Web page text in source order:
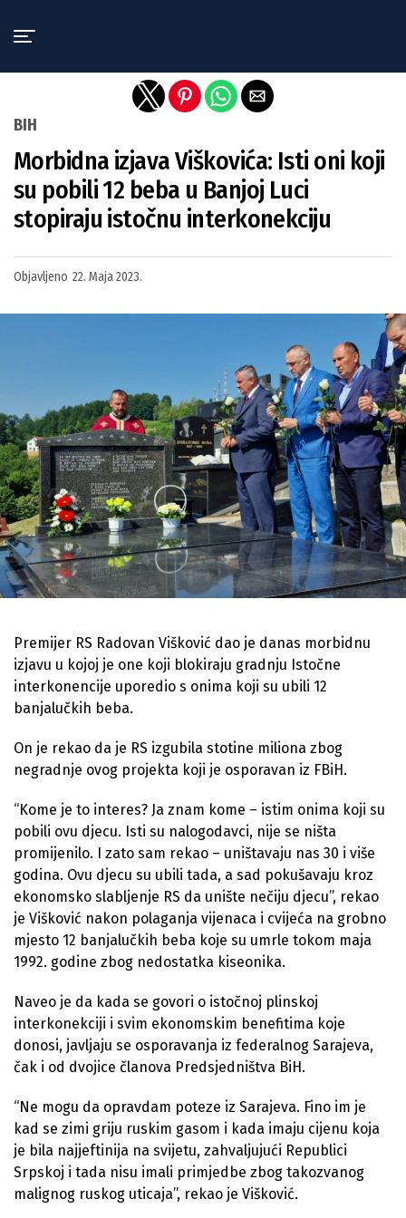
BIH
Morbidna izjava Viškovića: Isti oni koji
su pobili 12 beba u Banjoj Luci
stopiraju istočnu interkonekciju
Objavljeno 22. Maja 2023.
Premijer RS Radovan Višković dao je danas morbidnu
izjavu u kojoj je one koji blokiraju gradnju Istočne
interkonencije uporedio s onima koji su ubili 12
banjalučkih beba.
On je rekao da je RS izgubila stotine miliona zbog
negradnje ovog projekta koji je osporavan iz FBiH.
“Kome je to interes? Јa znam kome – istim onima koji su
pobili ovu djecu. Isti su nalogodavci, nije se ništa
promijenilo. I zato sam rekao – uništavaju nas 30 i više
godina. Ovu djecu su ubili tada, a sad pokušavaju kroz
ekonomsko slabljenje RS da unište nečiju djecu”, rekao
je Višković nakon polaganja vijenaca i cvijeća na grobno
mjesto 12 banjalučkih beba koje su umrle tokom maja
1992. godine zbog nedostatka kiseonika.
Naveo je da kada se govori o istočnoj plinskoj
interkonekciji i svim ekonomskim benefitima koje
donosi, javljaju se osporavanja iz federalnog Sarajeva,
čak i od dvojice članova Predsjedništva BiH.
“Ne mogu da opravdam poteze iz Sarajeva. Fino im je
kad se zimi griju ruskim gasom i kada imaju cijenu koja
je bila najjeftinija na svijetu, zahvaljujući Republici
Srpskoj i tada nisu imali primjedbe zbog takozvanog
malignog ruskog uticaja”, rekao je Višković.